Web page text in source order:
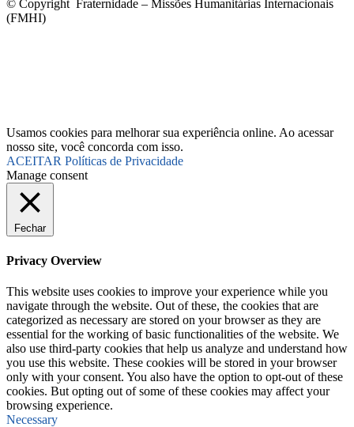
© Copyright Fraternidade – Missões Humanitárias Internacionais
(FMHI)
Usamos cookies para melhorar sua experiência online. Ao acessar
nosso site, você concorda com isso.
ACEITAR Políticas de Privacidade
Manage consent
Fechar
Privacy Overview
This website uses cookies to improve your experience while you
navigate through the website. Out of these, the cookies that are
categorized as necessary are stored on your browser as they are
essential for the working of basic functionalities of the website. We
also use third-party cookies that help us analyze and understand how
you use this website. These cookies will be stored in your browser
only with your consent. You also have the option to opt-out of these
cookies. But opting out of some of these cookies may affect your
browsing experience.
Necessary